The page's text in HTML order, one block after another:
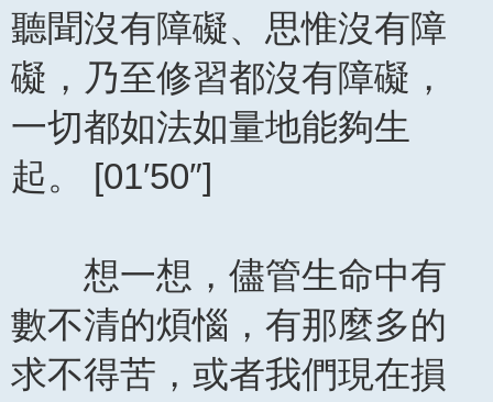
聽聞沒有障礙、思惟沒有障
礙，乃至修習都沒有障礙，
一切都如法如量地能夠生
起。 [01′50″]
想一想，儘管生命中有
數不清的煩惱，有那麼多的
求不得苦，或者我們現在損